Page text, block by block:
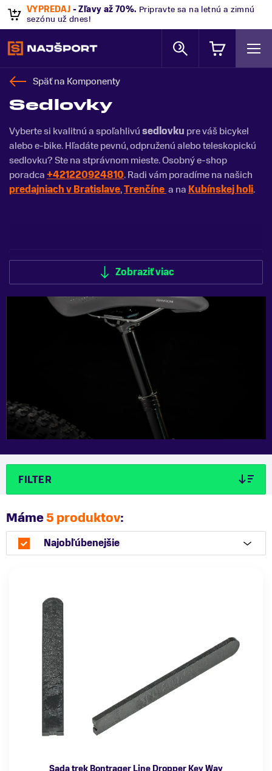
VÝPREDAJ - Zľavy až 70%. Pripravte sa na letnú a zimnú
sezónu už dnes!
Späť na Komponenty
Sedlovky
Vyberte si kvalitnú a spoľahlivúsedlovku pre váš bicykel
alebo e-bike. Hľadáte pevnú, odpruženú alebo teleskopickú
sedlovku? Ste na stprávnom mieste. Osobný e-shop
poradca+421220924810. Radi vám poradíme na našich
predajniach v Bratislave,Trenčíne a na Kubínskej holi.
Zobraziť viac
Zobraziť menej
FILTER
Máme5 produktov:
Najobľúbenejšie
Sada trek Bontrager Line Dropper Key Way